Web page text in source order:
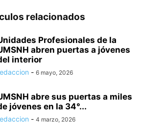
relacionados
Profesionales de la
abren puertas a jóvenes
interior
- 6 mayo, 2026
abre sus puertas a miles
jóvenes en la 34°...
- 4 marzo, 2026